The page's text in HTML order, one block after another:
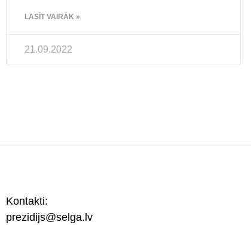
LASĪT VAIRĀK »
21.09.2022
Kontakti:
prezidijs@selga.lv